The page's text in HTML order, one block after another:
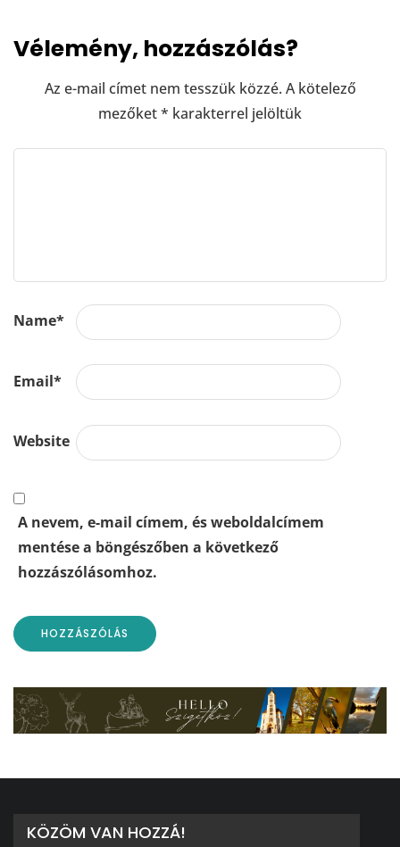
Vélemény, hozzászólás?
Az e-mail címet nem tesszük közzé. A kötelező
mezőket* karakterrel jelöltük
Name*
Email*
Website
A nevem, e-mail címem, és weboldalcímem
mentése a böngészőben a következő
hozzászólásomhoz.
KÖZÖM VAN HOZZÁ!